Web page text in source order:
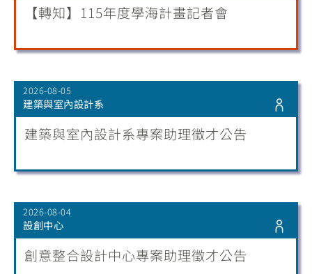
【轉知】115年度學海計畫記者會
2026-08-05
建築與室內設計系
建築與室內設計系專案助理徵才公告
2026-08-04
設創中心
創意整合設計中心專案助理徵才公告